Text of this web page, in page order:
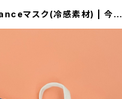
マスク(冷感素材) | 今日